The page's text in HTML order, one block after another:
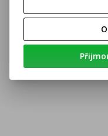
Mikrofon MU-
Přepravní obal